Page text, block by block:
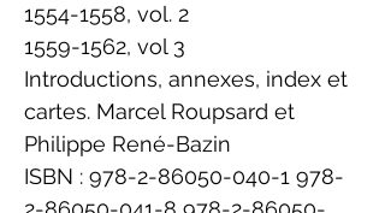
1554-1558, vol. 2
1559-1562, vol 3
Introductions, annexes, index et
cartes. Marcel Roupsard et
Philippe René-Bazin
ISBN : 978-2-86050-040-1 978-